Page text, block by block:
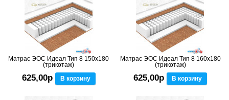
Матрас ЭОС Идеал Тип 8 150x180
(трикотаж)
625,00р В корзину
Матрас ЭОС Идеал Тип 8 160x180
(трикотаж)
625,00р В корзину